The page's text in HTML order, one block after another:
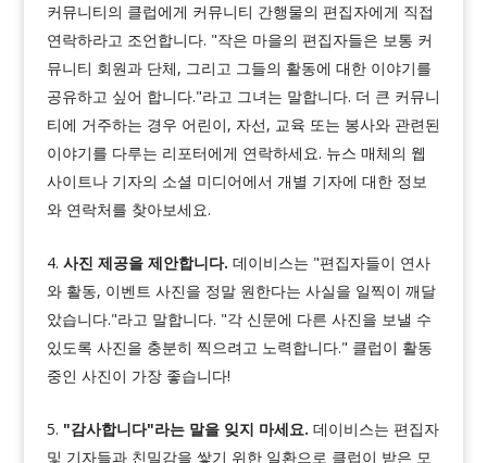
커뮤니티의 클럽에게 커뮤니티 간행물의 편집자에게 직접
연락하라고 조언합니다. "작은 마을의 편집자들은 보통 커
뮤니티 회원과 단체, 그리고 그들의 활동에 대한 이야기를
공유하고 싶어 합니다."라고 그녀는 말합니다. 더 큰 커뮤니
티에 거주하는 경우 어린이, 자선, 교육 또는 봉사와 관련된
이야기를 다루는 리포터에게 연락하세요. 뉴스 매체의 웹
사이트나 기자의 소셜 미디어에서 개별 기자에 대한 정보
와 연락처를 찾아보세요.
사진 제공을 제안합니다. 데이비스는 "편집자들이 연사
와 활동, 이벤트 사진을 정말 원한다는 사실을 일찍이 깨달
았습니다."라고 말합니다. "각 신문에 다른 사진을 보낼 수
있도록 사진을 충분히 찍으려고 노력합니다." 클럽이 활동
중인 사진이 가장 좋습니다!
"감사합니다"라는 말을 잊지 마세요. 데이비스는 편집자
및 기자들과 친밀감을 쌓기 위한 일환으로 클럽이 받은 모